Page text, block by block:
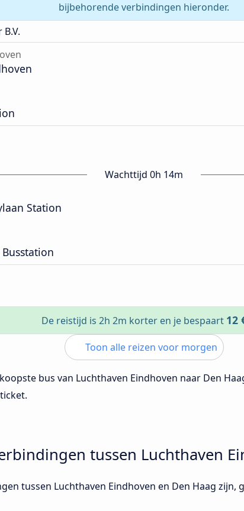
bijbehorende verbindingen hieronder.
Wachttijd 0h 14m
Station
De reistijd is 2h 2m korter en je bespaart 12
Toon alle reizen voor morgen
bus van Luchthaven Eindhoven naar Den
tussen Luchthaven
tussen Luchthaven Eindhoven en Den Haag